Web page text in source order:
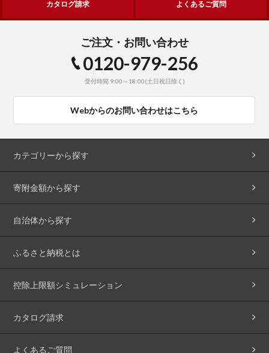
カタログ請求 よくあるご質問
ご注文・お問い合わせ
0120-979-256
受付時間 9:00～18:00(土日祝日除く)
Webからのお問い合わせはこちら
カテゴリーから探す
寄附金額から探す
自治体から探す
ふるさと納税とは
控除上限額シミュレーション
カタログ請求
よくあるご質問